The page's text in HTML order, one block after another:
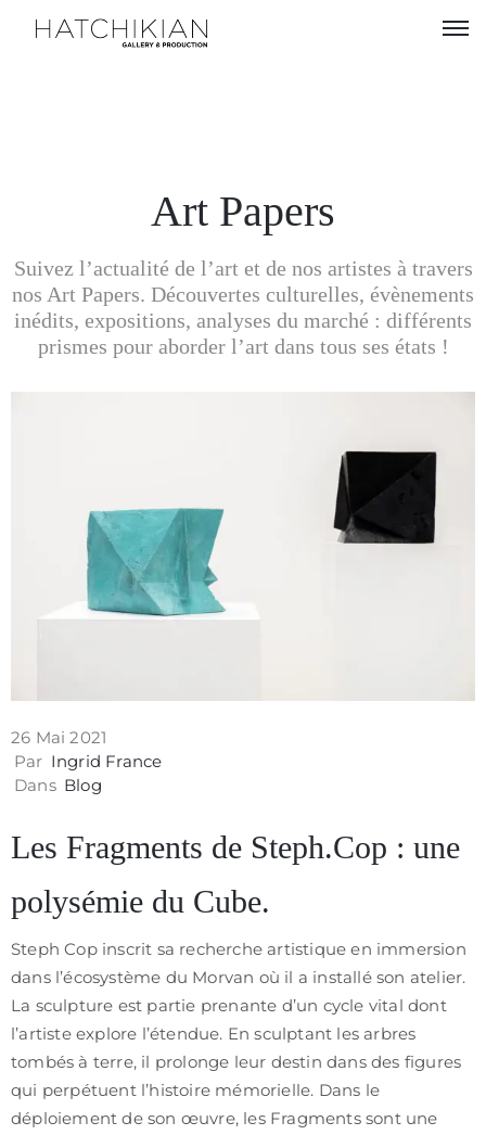
Visitez
notre
Art
Politique
de
confidentialité
CGV
Art Papers
Suivez l’actualité de l’art et de nos artistes à travers
nos Art Papers. Découvertes culturelles, évènements
inédits, expositions, analyses du marché : différents
prismes pour aborder l’art dans tous ses états !
26 Mai 2021
Par Ingrid France
Dans Blog
Les Fragments de Steph.Cop : une
polysémie du Cube.
Steph Cop inscrit sa recherche artistique en immersion
dans l’écosystème du Morvan où il a installé son atelier.
La sculpture est partie prenante d’un cycle vital dont
l’artiste explore l’étendue. En sculptant les arbres
tombés à terre, il prolonge leur destin dans des figures
qui perpétuent l’histoire mémorielle. Dans le
déploiement de son œuvre, les Fragments sont une